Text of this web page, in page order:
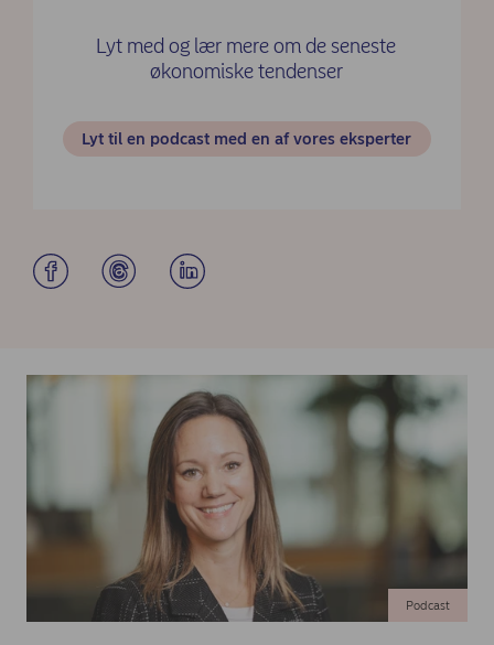
Lyt med og lær mere om de seneste
økonomiske tendenser
Lyt til en podcast med en af vores eksperter
Podcast